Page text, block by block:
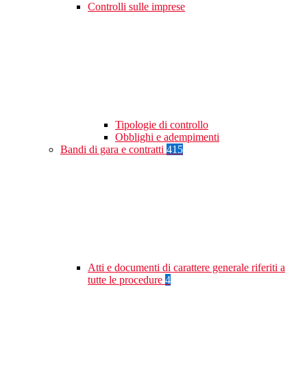
Controlli sulle imprese
Tipologie di controllo
Obblighi e adempimenti
Bandi di gara e contratti 415
Atti e documenti di carattere generale riferiti a
tutte le procedure 4